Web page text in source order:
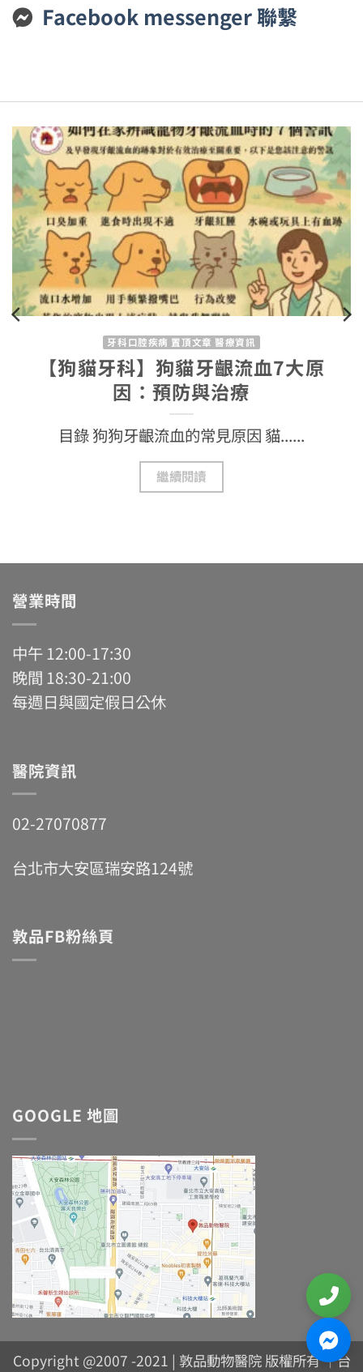
Facebook messenger 聯繫
牙科口腔疾病 置頂文章 醫療資訊
【狗貓洗牙必知】一步步教你正
牙麻醉流程 ,與COHAT的完整指
專業獸醫解析狗狗洗牙全過程！了解......
繼續閱讀
營業時間
中午 12:00-17:30
晚間 18:30-21:00
每週日與國定假日公休
醫院資訊
02-27070877
台北市大安區瑞安路124號
敦品FB粉絲頁
GOOGLE 地圖
Copyright @2007 -2021 | 敦品動物醫院 版權所有 ｜台